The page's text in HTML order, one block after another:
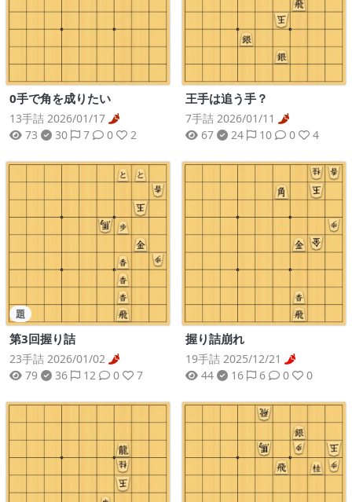
0手で角を成りたい
13手詰 2026/01/17
73
30 7 0 2
王手は追う手？
7手詰 2026/01/11
67
24 10 0 4
題
第3回握り詰
23手詰 2026/01/02
79
36 12 0 7
握り詰崩れ
19手詰 2025/12/21
44
16 6 0 0